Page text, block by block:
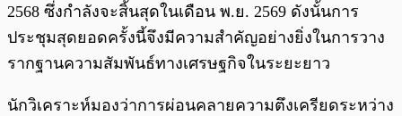
2568 ซึ่งกำลังจะสิ้นสุดในเดือน พ.ย. 2569 ดังนั้นการ
ประชุมสุดยอดครั้งนี้จึงมีความสำคัญอย่างยิ่งในการวาง
รากฐานความสัมพันธ์ทางเศรษฐกิจในระยะยาว
นักวิเคราะห์มองว่าการผ่อนคลายความตึงเครียดระหว่าง